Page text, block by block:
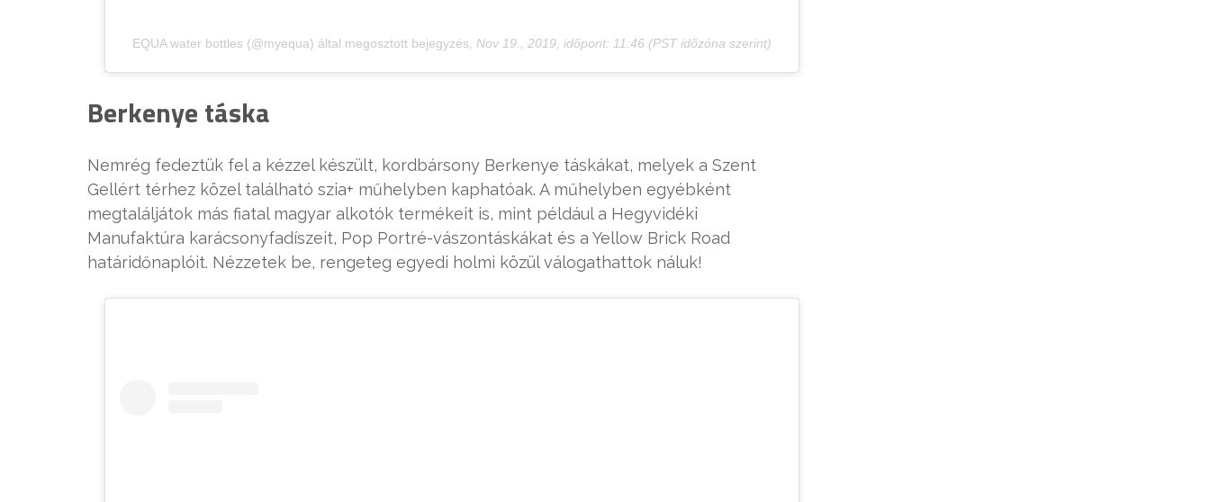
EQUA water bottles (@myequa) által megosztott bejegyzés Nov 19., 2019, időpont: 11:46 (PST időzóna szerint)
Berkenye táska
Nemrég fedeztük fel a kézzel készült, kordbársony Berkenye táskákat, melyek a Szent
Gellért térhez közel található szia+ műhelyben kaphatóak. A műhelyben egyébként
megtaláljátok más fiatal magyar alkotók termékeit is, mint például a Hegyvidéki
Manufaktúra karácsonyfadíszeit, Pop Portré-vászontáskákat és a Yellow Brick Road
határidőnaplóit. Nézzetek be, rengeteg egyedi holmi közül válogathattok náluk!